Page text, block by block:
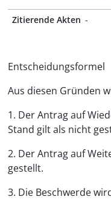
Zitierende Akten -
Entscheidungsformel
Aus diesen Gründen
1. Der Antrag auf
Stand gilt als nicht
2. Der Antrag auf
gestellt.
3. Die Beschwerde